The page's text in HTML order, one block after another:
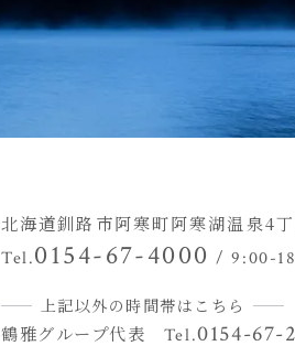
北海道釧路市阿寒町阿寒湖温泉4
Tel.0154-67-4000 / 9:00-
上記以外の時間帯はこちら
鶴雅グループ代表 Tel.0154-67-